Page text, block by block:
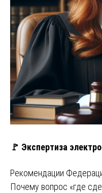
🚩 Экспертиза
Рекомендации
Почему вопрос «где